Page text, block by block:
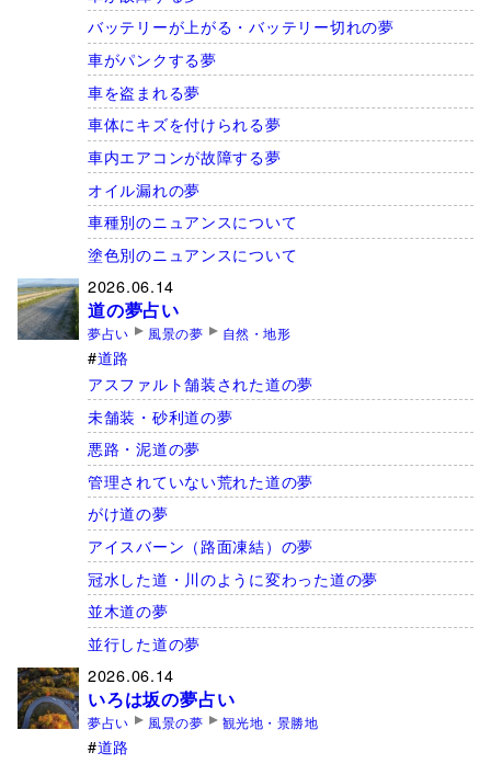
バッテリーが上がる・バッテリー切れの夢
車がパンクする夢
車を盗まれる夢
車体にキズを付けられる夢
車内エアコンが故障する夢
オイル漏れの夢
車種別のニュアンスについて
塗色別のニュアンスについて
2026.06.14
道の夢占い
夢占い 風景の夢 自然・地形
道路
アスファルト舗装された道の夢
未舗装・砂利道の夢
悪路・泥道の夢
管理されていない荒れた道の夢
がけ道の夢
アイスバーン（路面凍結）の夢
冠水した道・川のように変わった道の夢
並木道の夢
並行した道の夢
2026.06.14
いろは坂の夢占い
夢占い 風景の夢 観光地・景勝地
道路